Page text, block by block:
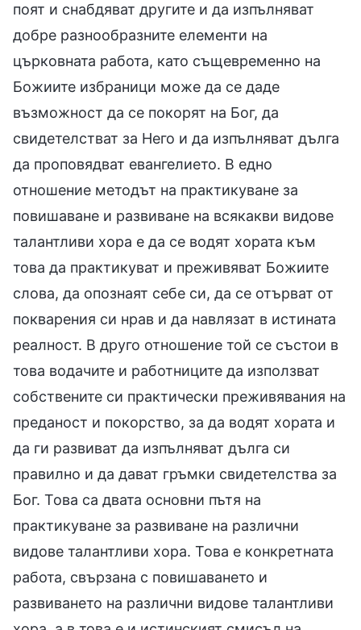
поят и снабдяват другите и да изпълняват
добре разнообразните елементи на
църковната работа, като същевременно на
Божиите избраници може да се даде
възможност да се покорят на Бог, да
свидетелстват за Него и да изпълняват дълга
да проповядват евангелието. В едно
отношение методът на практикуване за
повишаване и развиване на всякакви видове
талантливи хора е да се водят хората към
това да практикуват и преживяват Божиите
слова, да опознаят себе си, да се отърват от
покварения си нрав и да навлязат в истината
реалност. В друго отношение той се състои в
това водачите и работниците да използват
собствените си практически преживявания на
преданост и покорство, за да водят хората и
да ги развиват да изпълняват дълга си
правилно и да дават гръмки свидетелства за
Бог. Това са двата основни пътя на
практикуване за развиване на различни
видове талантливи хора. Това е конкретната
работа, свързана с повишаването и
развиването на различни видове талантливи